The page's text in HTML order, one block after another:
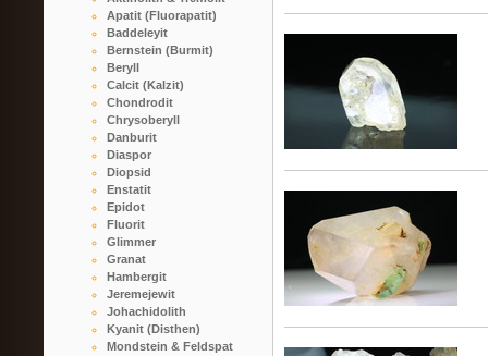
Apatit (Fluorapatit)
Baddeleyit
Bernstein (Burmit)
Beryll
Calcit (Kalzit)
Chondrodit
Chrysoberyll
Danburit
Diaspor
Diopsid
Enstatit
Epidot
Fluorit
Glimmer
Granat
Hambergit
Jeremejewit
Johachidolith
Kyanit (Disthen)
Mondstein & Feldspat